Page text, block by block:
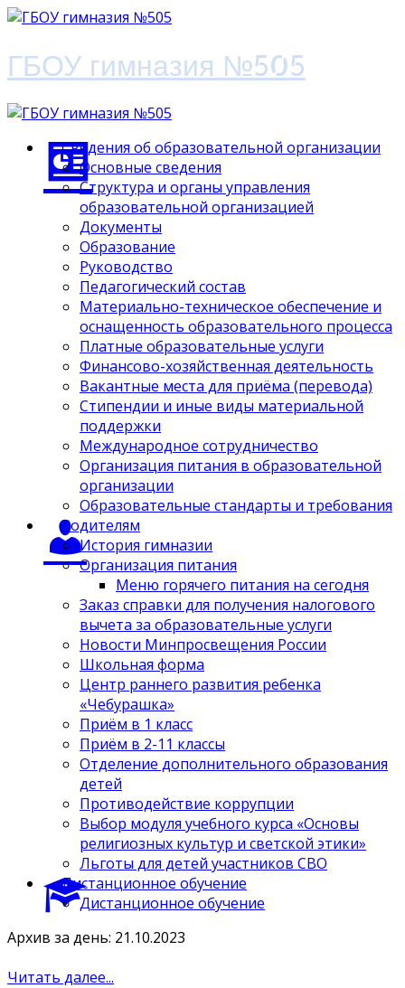
ГБОУ гимназия №505
Сведения об образовательной организации
Основные сведения
Структура и органы управления
образовательной организацией
Документы
Образование
Руководство
Педагогический состав
Материально-техническое обеспечение и
оснащенность образовательного процесса
Платные образовательные услуги
Финансово-хозяйственная деятельность
Вакантные места для приёма (перевода)
Стипендии и иные виды материальной
поддержки
Международное сотрудничество
Организация питания в образовательной
организации
Образовательные стандарты и требования
Родителям
История гимназии
Организация питания
Меню горячего питания на сегодня
Заказ справки для получения налогового
вычета за образовательные услуги
Новости Минпросвещения России
Школьная форма
Центр раннего развития ребенка
«Чебурашка»
Приём в 1 класс
Приём в 2-11 классы
Отделение дополнительного образования
детей
Противодействие коррупции
Выбор модуля учебного курса «Основы
религиозных культур и светской этики»
Льготы для детей участников СВО
Дистанционное обучение
Дистанционное обучение
Архив за день: 21.10.2023
Читать далее...